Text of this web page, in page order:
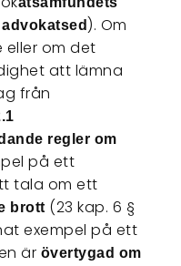
). Om
eller om det
att lämna
från
regler om
på ett
tala om ett
brott (23 kap. 6 §
exempel på ett
är övertygad om